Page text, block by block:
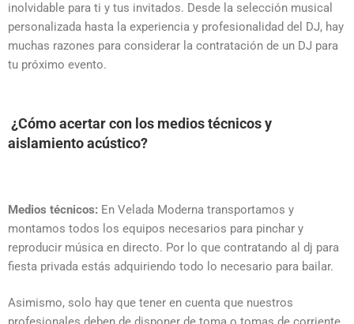
inolvidable para ti y tus invitados. Desde la selección musical
personalizada hasta la experiencia y profesionalidad del DJ, hay
muchas razones para considerar la contratación de un DJ para
tu próximo evento.
¿Cómo acertar con los medios técnicos y
aislamiento acústico?
Medios técnicos: En Velada Moderna transportamos y
montamos todos los equipos necesarios para pinchar y
reproducir música en directo. Por lo que contratando al dj para
fiesta privada estás adquiriendo todo lo necesario para bailar.
Asimismo, solo hay que tener en cuenta que nuestros